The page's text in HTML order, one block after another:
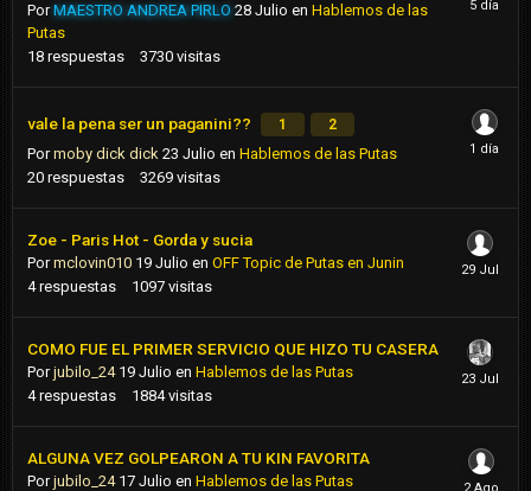
PorMAESTRO ANDREA PIRLO 28 Julio en Hablemos de las
Putas
18 respuestas 3730 visitas
vale la pena ser un paganini?? 1 2
Pormoby dick dick 23 Julio en Hablemos de las Putas
20 respuestas 3269 visitas
Zoe - Paris Hot - Gorda y sucia
Pormclovin010 19 Julio en OFF Topic de Putas en Junin
4 respuestas 1097 visitas
COMO FUE EL PRIMER SERVICIO QUE HIZO TU CASERA
Porjubilo_24 19 Julio en Hablemos de las Putas
4 respuestas 1884 visitas
ALGUNA VEZ GOLPEARON A TU KIN FAVORITA
Porjubilo_24 17 Julio en Hablemos de las Putas